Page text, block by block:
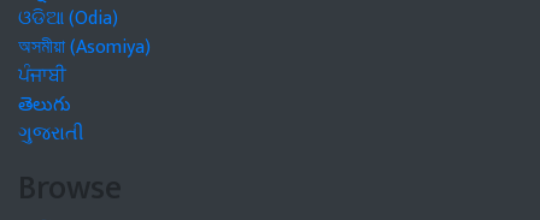
ଓଡିଆ (Odia)
অসমীয়া (Asomiya)
ਪੰਜਾਬੀ
తెలుగు
ગુજરાતી
Browse